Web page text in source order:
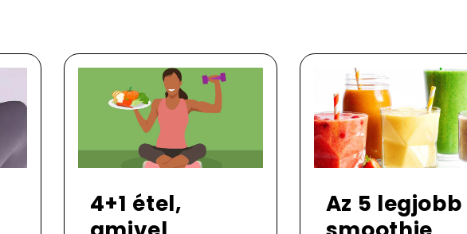
4+1 étel,
Az 5 legjobb